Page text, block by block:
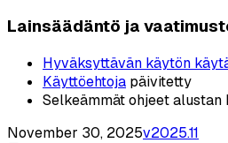
Lainsäädäntö ja
Hyväksyttävän käytön
Käyttöehtoja päivitetty
Selkeämmät ohjeet alustan
November 30, 2025v2025.11